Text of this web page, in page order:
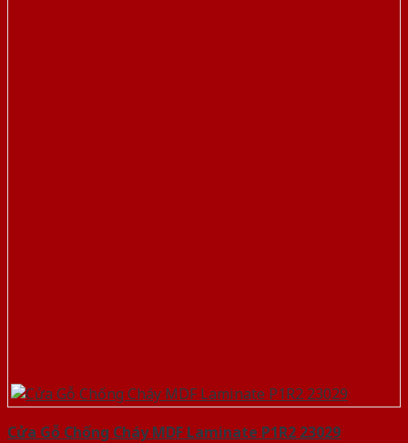
Cửa Gỗ Chống Cháy MDF Laminate P1R2 23029